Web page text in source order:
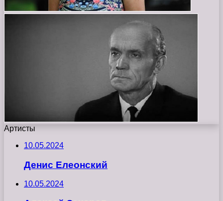
Артисты
10.05.2024
Денис Елеонский
10.05.2024